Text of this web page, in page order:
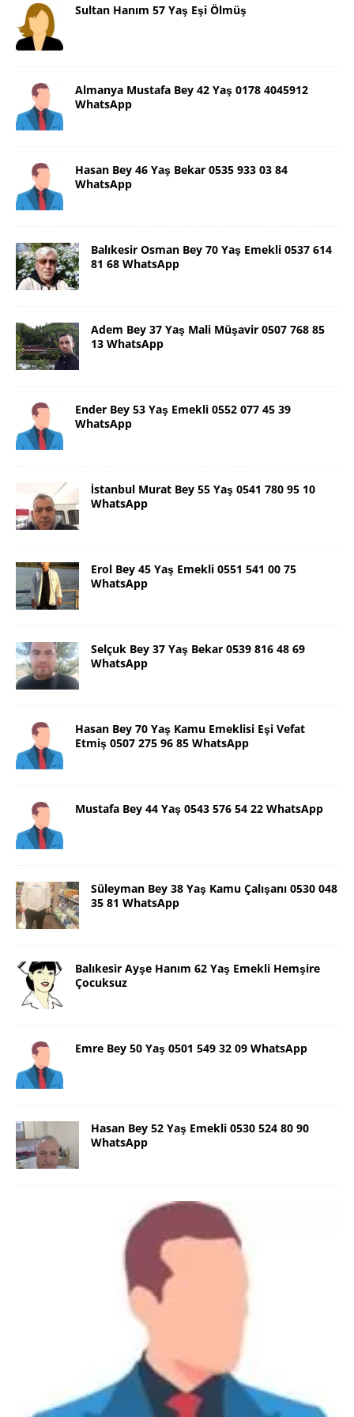
Sultan Hanım 57 Yaş Eşi Ölmüş
Almanya Mustafa Bey 42 Yaş 0178 4045912
WhatsApp
Hasan Bey 46 Yaş Bekar 0535 933 03 84
WhatsApp
Balıkesir Osman Bey 70 Yaş Emekli 0537 614
81 68 WhatsApp
Adem Bey 37 Yaş Mali Müşavir 0507 768 85
13 WhatsApp
Ender Bey 53 Yaş Emekli 0552 077 45 39
WhatsApp
İstanbul Murat Bey 55 Yaş 0541 780 95 10
WhatsApp
Erol Bey 45 Yaş Emekli 0551 541 00 75
WhatsApp
Selçuk Bey 37 Yaş Bekar 0539 816 48 69
WhatsApp
Hasan Bey 70 Yaş Kamu Emeklisi Eşi Vefat
Etmiş 0507 275 96 85 WhatsApp
Mustafa Bey 44 Yaş 0543 576 54 22 WhatsApp
Süleyman Bey 38 Yaş Kamu Çalışanı 0530 048
35 81 WhatsApp
Balıkesir Ayşe Hanım 62 Yaş Emekli Hemşire
Çocuksuz
Emre Bey 50 Yaş 0501 549 32 09 WhatsApp
Hasan Bey 52 Yaş Emekli 0530 524 80 90
WhatsApp
Danimarka Mustafa Bey 45 Yaş +45
42 48 17 28 WhatsApp
Lütfen Danimarka dışı aramasın. Selam ben
Danimarka’dan Mustafa 45 yaşında, 1.88 boyunda,
98 kiloda, Kumral, ayrılmış bir beyim. Alkol yok.
Sigara var. Maddi sıkıntım yok.